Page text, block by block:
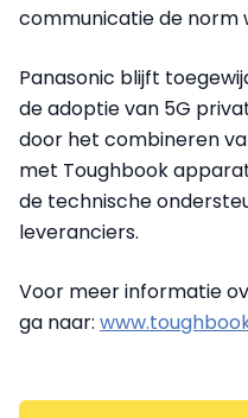
communicatie de norm
Panasonic blijft
de adoptie van 5G
door het combineren
met Toughbook
de technische
leveranciers.
Voor meer informatie
ga naar: